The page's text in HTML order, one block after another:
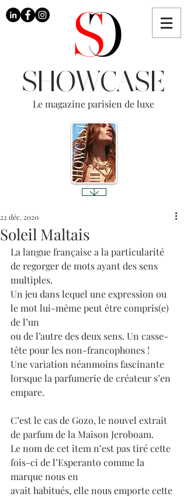
SHOWCASE
Le magazine parisien de luxe
Soleil Maltais
22 déc. 2020
La langue française a la particularité
de regorger de mots ayant des sens
multiples.
Un jeu dans lequel une expression ou
le mot lui-même peut être compris(e)
de l’un
ou de l’autre des deux sens. Un casse-
tête pour les non-francophones !
Une variation néanmoins fascinante
lorsque la parfumerie de créateur s’en
empare.
C’est le cas de Gozo, le nouvel extrait
de parfum de la Maison Jeroboam.
Le nom de cet item n’est pas tiré cette
fois-ci de l’Esperanto comme la
marque nous en
avait habitués, elle nous emporte cette